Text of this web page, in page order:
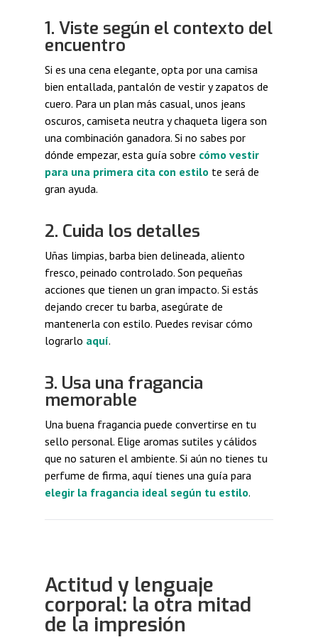
1. Viste según el contexto del
encuentro
Si es una cena elegante, opta por una camisa
bien entallada, pantalón de vestir y zapatos de
cuero. Para un plan más casual, unos jeans
oscuros, camiseta neutra y chaqueta ligera son
una combinación ganadora. Si no sabes por
dónde empezar, esta guía sobre cómo vestir
para una primera cita con estilo te será de
gran ayuda.
2. Cuida los detalles
Uñas limpias, barba bien delineada, aliento
fresco, peinado controlado. Son pequeñas
acciones que tienen un gran impacto. Si estás
dejando crecer tu barba, asegúrate de
mantenerla con estilo. Puedes revisar cómo
lograrlo aquí.
3. Usa una fragancia
memorable
Una buena fragancia puede convertirse en tu
sello personal. Elige aromas sutiles y cálidos
que no saturen el ambiente. Si aún no tienes tu
perfume de firma, aquí tienes una guía para
elegir la fragancia ideal según tu estilo.
Actitud y lenguaje
corporal: la otra mitad
de la impresión